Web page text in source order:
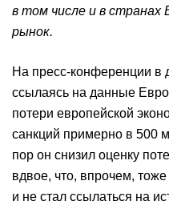
в том числе и в
рынок.
На пресс-конференции в
ссылаясь на данные
потери европейской
санкций примерно в 500
пор он снизил оценку
вдвое, что, впрочем,
и не стал ссылаться на